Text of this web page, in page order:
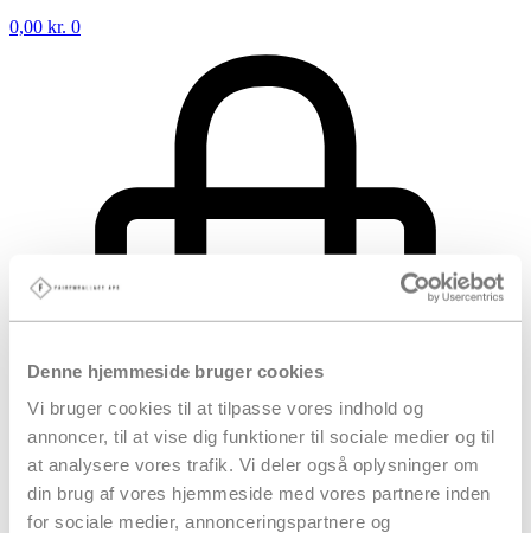
Denne hjemmeside bruger cookies
Vi bruger cookies til at tilpasse vores indhold og
annoncer, til at vise dig funktioner til sociale medier og til
at analysere vores trafik. Vi deler også oplysninger om
din brug af vores hjemmeside med vores partnere inden
for sociale medier, annonceringspartnere og
0,00 kr. 0